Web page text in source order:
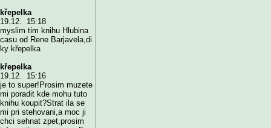
křepelka
19.12. 15:18
myslim tim knihu Hlubina
casu od Rene Barjavela,di
ky křepelka
křepelka
19.12. 15:16
je to super!Prosim muzete
mi poradit kde mohu tuto
knihu koupit?Strat ila se
mi pri stehovani,a moc ji
chci sehnat zpet,prosim